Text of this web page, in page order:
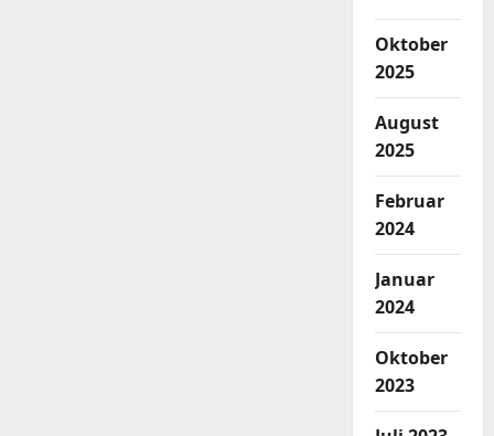
Oktober
2025
August
2025
Februar
2024
Januar
2024
Oktober
2023